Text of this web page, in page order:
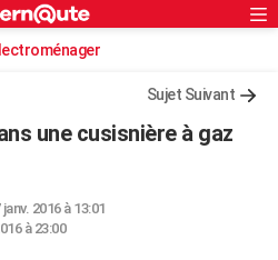
Sujet Suivant
une cusisnière à gaz
2016 à 13:01
à 23:00